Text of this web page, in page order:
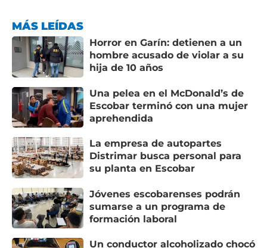
MÁS LEÍDAS
Horror en Garín: detienen a un
hombre acusado de violar a su
hija de 10 años
Una pelea en el McDonald’s de
Escobar terminó con una mujer
aprehendida
La empresa de autopartes
Distrimar busca personal para
su planta en Escobar
Jóvenes escobarenses podrán
sumarse a un programa de
formación laboral
Un conductor alcoholizado chocó